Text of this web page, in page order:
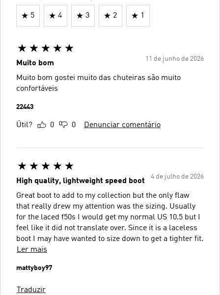
5 4 3 2 1
11 de junho de 2026
Muito bom
Muito bom gostei muito das chuteiras são muito
confortáveis
22443
Útil? 0 0 Denunciar comentário
4 de julho de 2026
High quality, lightweight speed boot
Great boot to add to my collection but the only flaw
that really drew my attention was the sizing. Usually
for the laced f50s I would get my normal US 10.5 but I
feel like it did not translate over. Since it is a laceless
boot I may have wanted to size down to get a tighter fit.
Ler mais
mattyboy97
Traduzir